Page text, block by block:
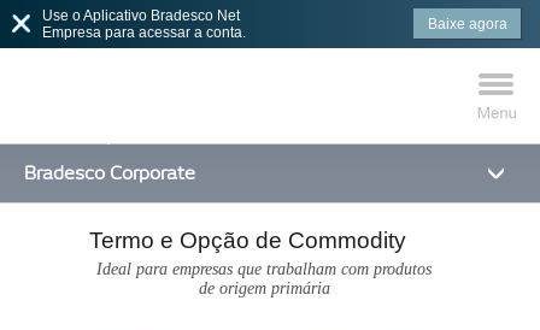
Bradesco Corporate
MAIS BUSCADOS
SUAS BUSCAS
RECENTES
Termo e Opção de Commodity
Ideal para empresas que trabalham com produtos
de origem primária
Use o Aplicativo Bradesco Net
Empresa para acessar a conta.
Baixe agora